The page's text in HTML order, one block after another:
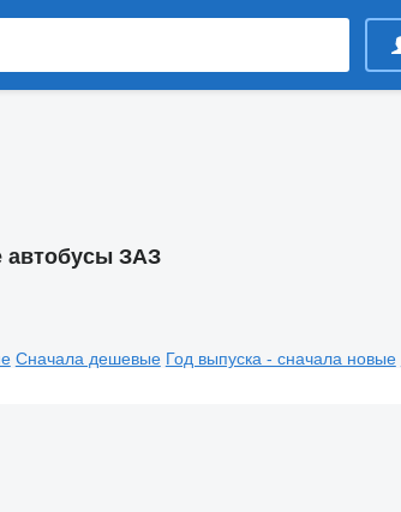
автобусы ЗАЗ
Сначала дешевые Год выпуска - сначала новые